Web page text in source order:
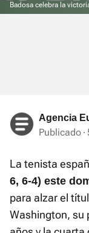
Badosa celebra la
Agencia
Publicado
La tenista
6, 6-4) este
para alzar el
Washington, su